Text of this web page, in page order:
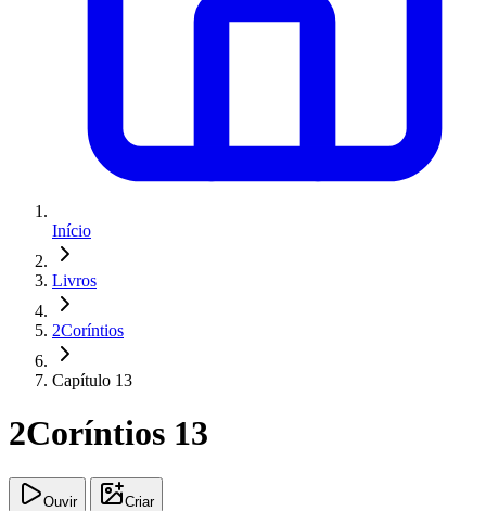
Início
Livros
2Coríntios
Capítulo 13
2Coríntios 13
Ouvir Criar